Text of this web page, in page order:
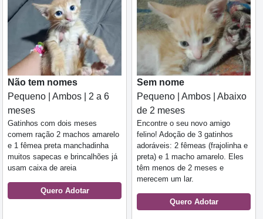
Não tem nomes
Pequeno | Ambos | 2 a 6
meses
Gatinhos com dois meses
comem ração 2 machos amarelo
e 1 fêmea preta manchadinha
muitos sapecas e brincalhões já
usam caixa de areia
Quero Adotar
Sem nome
Pequeno | Ambos | Abaixo
de 2 meses
Encontre o seu novo amigo
felino! Adoção de 3 gatinhos
adoráveis: 2 fêmeas (frajolinha e
preta) e 1 macho amarelo. Eles
têm menos de 2 meses e
merecem um lar.
Quero Adotar